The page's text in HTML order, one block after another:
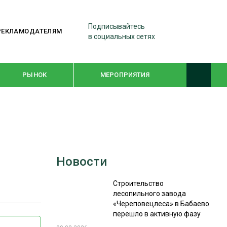
Подписывайтесь
в социальных сетях
РЫНОК МЕРОПРИЯТИЯ
WOODEX-2021
СУШКА ДРЕВЕСИНЫ
Новости
Строительство
лесопильного завода
«Череповецлеса» в Бабаево
перешло в активную фазу